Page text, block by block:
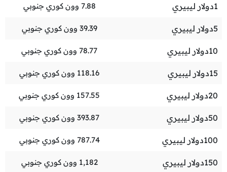
1دولار ليبيري 7.88 وون كوري جنوبي
5دولار ليبيري 39.39 وون كوري جنوبي
10دولار ليبيري 78.77 وون كوري جنوبي
15دولار ليبيري 118.16 وون كوري جنوبي
20دولار ليبيري 157.55 وون كوري جنوبي
50دولار ليبيري 393.87 وون كوري جنوبي
100دولار ليبيري 787.74 وون كوري جنوبي
150دولار ليبيري 1,182 وون كوري جنوبي